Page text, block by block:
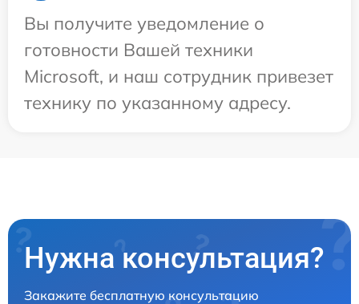
Вы получите уведомление о
готовности Вашей техники
Microsoft, и наш сотрудник привезет
технику по указанному адресу.
Нужна консультация?
Закажите бесплатную консультацию